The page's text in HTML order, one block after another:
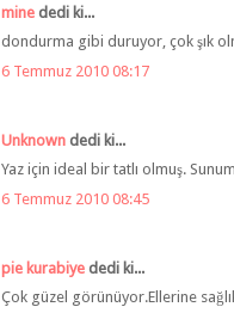
mine dedi ki...
dondurma gibi duruyor, çok şık
6 Temmuz 2010 08:17
Unknown dedi ki...
Yaz için ideal bir tatlı olmuş.
6 Temmuz 2010 08:45
pie kurabiye dedi ki...
Çok güzel görünüyor.Ellerine